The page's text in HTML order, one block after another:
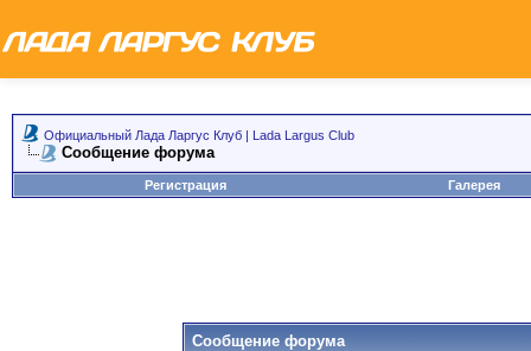
Официальный Лада Ларгус Клуб | Lada Largus Club
Сообщение форума
Регистрация Галерея
Сообщение форума